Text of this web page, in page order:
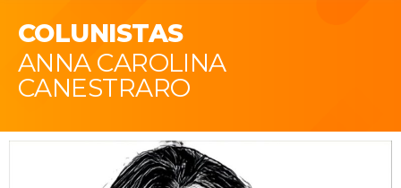
COLUNISTAS
ANNA CAROLINA
CANESTRARO